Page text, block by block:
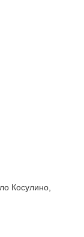
Косулино,